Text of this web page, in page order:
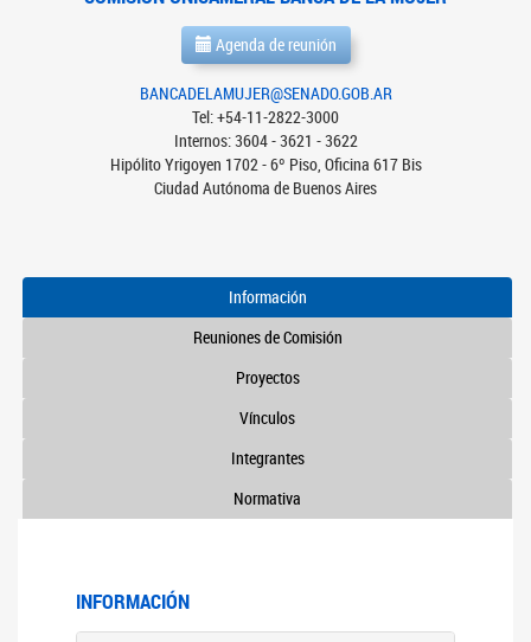
Agenda de reunión
BANCADELAMUJER@SENADO.GOB.AR
Tel: +54-11-2822-3000
Internos: 3604 - 3621 - 3622
Hipólito Yrigoyen 1702 - 6º Piso, Oficina 617 Bis
Ciudad Autónoma de Buenos Aires
Información
Reuniones de Comisión
Proyectos
Vínculos
Integrantes
Normativa
INFORMACIÓN